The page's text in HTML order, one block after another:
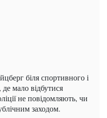
біля спортивного і
мало відбутися
не повідомляють, чи
заходом.